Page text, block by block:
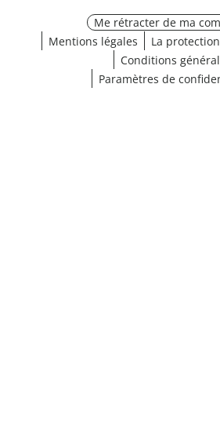
Me rétracter de ma
Mentions légales
La
Conditions
Paramètres de